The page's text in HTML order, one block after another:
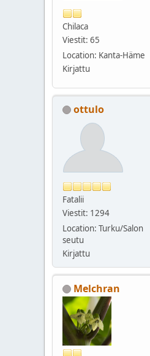
Chilaca
Viestit: 65
Location: Kanta-Häme
Kirjattu
ottulo
Fatalii
Viestit: 1294
Location: Turku/Salon
seutu
Kirjattu
Melchran